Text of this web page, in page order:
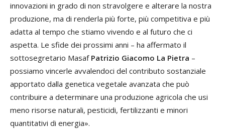
innovazioni in grado di non stravolgere e alterare la nostra
produzione, ma di renderla più forte, più competitiva e più
adatta al tempo che stiamo vivendo e al futuro che ci
aspetta. Le sfide dei prossimi anni – ha affermato il
sottosegretario Masaf Patrizio Giacomo La Pietra –
possiamo vincerle avvalendoci del contributo sostanziale
apportato dalla genetica vegetale avanzata che può
contribuire a determinare una produzione agricola che usi
meno risorse naturali, pesticidi, fertilizzanti e minori
quantitativi di energia».